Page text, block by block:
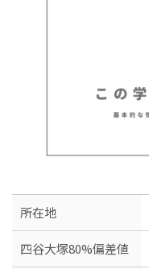
所在地
四谷大塚80%偏差値